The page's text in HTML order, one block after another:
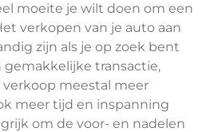
moeite je wilt doen om een
verkopen van je auto aan
zijn als je op zoek bent
gemakkelijke transactie,
meestal meer
meer tijd en inspanning
om de voor- en nadelen